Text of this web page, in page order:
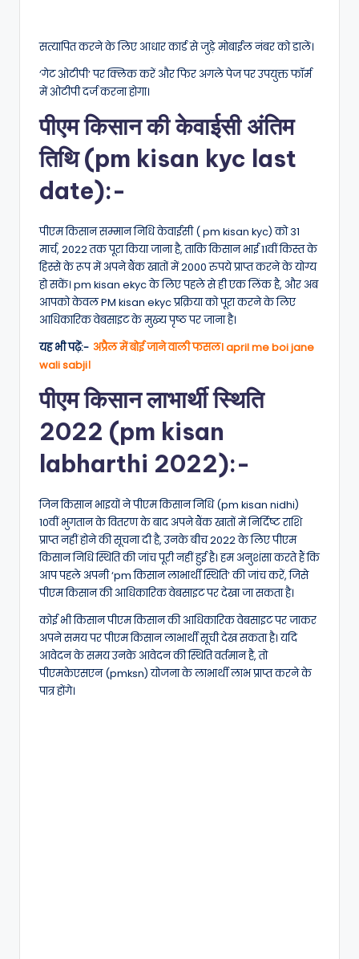
सत्यापित करने के लिए आधार कार्ड से जुड़े मोबाईल नंबर को डालें।
‘गेट ओटीपी’ पर क्लिक करें और फिर अगले पेज पर उपयुक्त फॉर्म
में ओटीपी दर्ज करना होगा।
पीएम किसान की केवाईसी अंतिम
तिथि (pm kisan kyc last
date):-
पीएम किसान सम्मान निधि केवाईसी ( pm kisan kyc) को 31
मार्च, 2022 तक पूरा किया जाना है, ताकि किसान भाई 11वीं किस्त के
हिस्से के रूप में अपने बैंक खातों में 2000 रुपये प्राप्त करने के योग्य
हो सकें। pm kisan ekyc के लिए पहले से ही एक लिंक है, और अब
आपको केवल PM kisan ekyc प्रक्रिया को पूरा करने के लिए
आधिकारिक वेबसाइट के मुख्य पृष्ठ पर जाना है।
यह भी पढ़ें:- अप्रैल में बोई जाने वाली फसल। april me boi jane
wali sabji।
पीएम किसान लाभार्थी स्थिति
2022 (pm kisan
labharthi 2022):-
जिन किसान भाइयों ने पीएम किसान निधि (pm kisan nidhi)
10वीं भुगतान के वितरण के बाद अपने बैंक खातों में निर्दिष्ट राशि
प्राप्त नहीं होने की सूचना दी है, उनके बीच 2022 के लिए पीएम
किसान निधि स्थिति की जांच पूरी नहीं हुई है। हम अनुशंसा करते हैं कि
आप पहले अपनी ‘pm किसान लाभार्थी स्थिति’ की जांच करें, जिसे
पीएम किसान की आधिकारिक वेबसाइट पर देखा जा सकता है।
कोई भी किसान पीएम किसान की आधिकारिक वेबसाइट पर जाकर
अपने समय पर पीएम किसान लाभार्थी सूची देख सकता है। यदि
आवेदन के समय उनके आवेदन की स्थिति वर्तमान है, तो
पीएमकेएसएन (pmksn) योजना के लाभार्थी लाभ प्राप्त करने के
पात्र होंगे।